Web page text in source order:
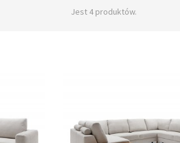
Jest 4 produktów.